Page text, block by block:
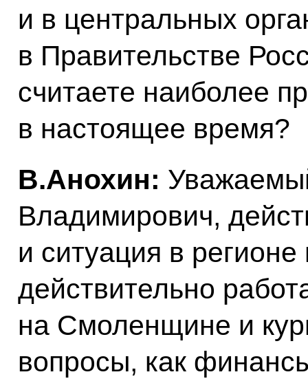
и в центральных
в Правительстве
считаете наиболее
в настоящее время?
В.Анохин:
Владимирович,
и ситуация в
действительно
на Смоленщине и
вопросы, как